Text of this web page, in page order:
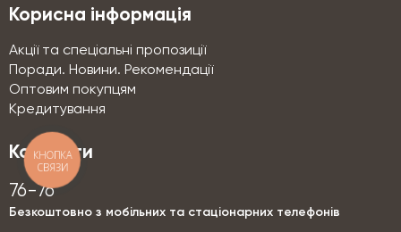
Корисна інформація
Акції та спеціальні пропозиції
Поради. Новини. Рекомендації
Оптовим покупцям
Кредитування
Контакти
76-76
Безкоштовно з мобільних та стаціонарних телефонів
КНОПКА
СВЯЗИ